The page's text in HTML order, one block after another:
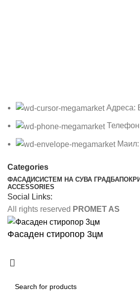
Адреса:
Маил:
Categories
ФАСАДИСИСТЕМ НА СУВА ГРАДБА
ACCESSORIES
Social Links:
All rights reserved PROMET AS
Фасаден стиропор 3цм